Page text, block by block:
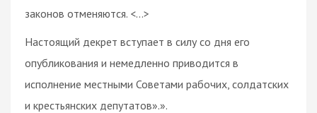
законов отменяются. <...>
Настоящий декрет вступает в силу со дня его
опубликования и немедленно приводится в
исполнение местными Советами рабочих, солдатских
и крестьянских депутатов».».